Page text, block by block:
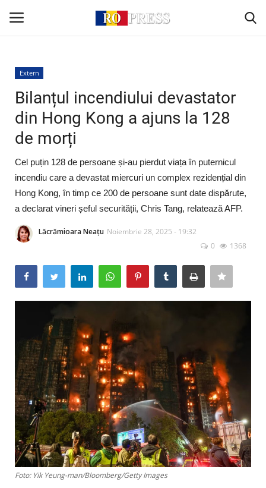
Conectare
Acasă
Intern
Extern
Politică
Socio-Economic
Artă & Cultură
Turism
Extern
Bilanțul incendiului devastator
din Hong Kong a ajuns la 128
de morți
Cel puțin 128 de persoane și-au pierdut viața în puternicul
incendiu care a devastat miercuri un complex rezidențial din
Hong Kong, în timp ce 200 de persoane sunt date dispărute,
a declarat vineri șeful securității, Chris Tang, relatează AFP.
Lăcrămioara Neațu Noiembrie 28, 2025 - 19:32
0
1368
Foto: Yik Yeung-man/Bloomberg/Getty Images